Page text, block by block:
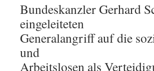
Bundeskanzler Gerhard
eingeleiteten
Generalangriff auf die
und
Arbeitslosen als